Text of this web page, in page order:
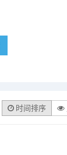
时间排序